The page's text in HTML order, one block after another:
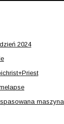
2024
maszyna